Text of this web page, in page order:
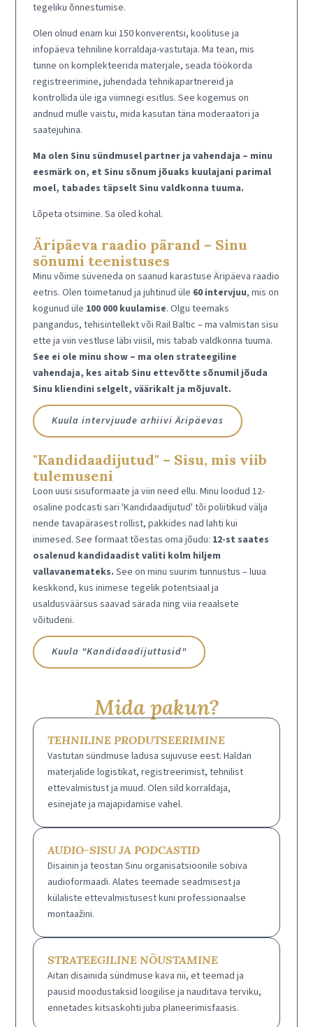
tegeliku õnnestumise.
Olen olnud enam kui 150 konverentsi, koolituse ja
infopäeva tehniline korraldaja-vastutaja. Ma tean, mis
tunne on komplekteerida materjale, seada töökorda
registreerimine, juhendada tehnikapartnereid ja
kontrollida üle iga viimnegi esitlus. See kogemus on
andnud mulle vaistu, mida kasutan täna moderaatori ja
saatejuhina.
Ma olen Sinu sündmusel partner ja vahendaja – minu
eesmärk on, et Sinu sõnum jõuaks kuulajani parimal
moel, tabades täpselt Sinu valdkonna tuuma.
Lõpeta otsimine. Sa oled kohal.
Äripäeva raadio pärand – Sinu
sõnumi teenistuses
Minu võime süveneda on saanud karastuse Äripäeva raadio
eetris. Olen toimetanud ja juhtinud üle 60 intervjuu, mis on
kogunud üle 100 000 kuulamise. Olgu teemaks
pangandus, tehisintellekt või Rail Baltic – ma valmistan sisu
ette ja viin vestluse läbi viisil, mis tabab valdkonna tuuma.
See ei ole minu show – ma olen strateegiline
vahendaja, kes aitab Sinu ettevõtte sõnumil jõuda
Sinu kliendini selgelt, väärikalt ja mõjuvalt.
Kuula intervjuude arhiivi Äripäevas
"Kandidaadijutud" – Sisu, mis viib
tulemuseni
Loon uusi sisuformaate ja viin need ellu. Minu loodud 12-
osaline podcasti sari 'Kandidaadijutud' tõi poliitikud välja
nende tavapärasest rollist, pakkides nad lahti kui
inimesed. See formaat tõestas oma jõudu: 12-st saates
osalenud kandidaadist valiti kolm hiljem
vallavanemateks. See on minu suurim tunnustus – luua
keskkond, kus inimese tegelik potentsiaal ja
usaldusväärsus saavad särada ning viia reaalsete
võitudeni.
Kuula "Kandidaadijuttusid"
Mida pakun?
TEHNILINE PRODUTSEERIMINE
Vastutan sündmuse ladusa sujuvuse eest. Haldan
materjalide logistikat, registreerimist, tehnilist
ettevalmistust ja muud. Olen sild korraldaja,
esinejate ja majapidamise vahel.
AUDIO-SISU JA PODCASTID
Disainin ja teostan Sinu organisatsioonile sobiva
audioformaadi. Alates teemade seadmisest ja
külaliste ettevalmistusest kuni professionaalse
montaažini.
STRATEEGILINE NÕUSTAMINE
Aitan disainida sündmuse kava nii, et teemad ja
pausid moodustaksid loogilise ja nauditava terviku,
ennetades kitsaskohti juba planeerimisfaasis.